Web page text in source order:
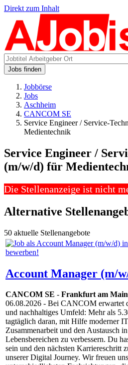
Direkt zum Inhalt
Jobs finden
Jobbörse
Jobs
Aschheim
CANCOM SE
Service Engineer / Service-
Medientechnik
Service Engineer /
(m/w/d) für
Die Stellenanzeige ist nicht
Alternative
50 aktuelle Stellenangebote
Account Manager (m/
CANCOM SE - Frankfurt am Main
06.08.2026 - Bei CANCOM erwartet
und nachhaltiges Umfeld: Mehr als
tagtäglich daran, mit Hilfe moderner
Zusammenarbeit und den Austausch
Lebensbereichen zu verbessern. Du
sein und den nächsten Karriereschritt
unserer Digital Journey. Wir freuen